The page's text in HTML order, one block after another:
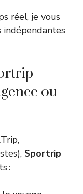
réel, je vous
ou
Sportrip
: